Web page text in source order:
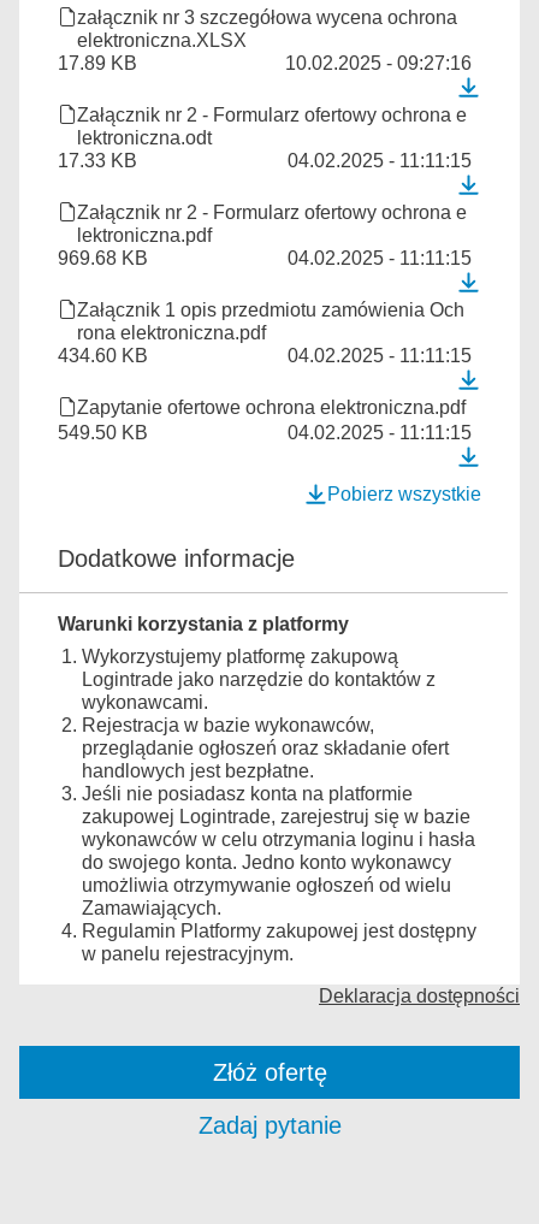
załącznik nr 3 szczegółowa wycena ochrona
elektroniczna.XLSX
17.89 KB
10.02.2025 - 09:27:16
Załącznik nr 2 - Formularz ofertowy ochrona e
lektroniczna.odt
17.33 KB
04.02.2025 - 11:11:15
Załącznik nr 2 - Formularz ofertowy ochrona e
lektroniczna.pdf
969.68 KB
04.02.2025 - 11:11:15
Załącznik 1 opis przedmiotu zamówienia Och
rona elektroniczna.pdf
434.60 KB
04.02.2025 - 11:11:15
Zapytanie ofertowe ochrona elektroniczna.pdf
549.50 KB
04.02.2025 - 11:11:15
Pobierz wszystkie
Dodatkowe informacje
Warunki korzystania z platformy
Wykorzystujemy platformę zakupową
Logintrade jako narzędzie do kontaktów z
wykonawcami.
Rejestracja w bazie wykonawców,
przeglądanie ogłoszeń oraz składanie ofert
handlowych jest bezpłatne.
Jeśli nie posiadasz konta na platformie
zakupowej Logintrade, zarejestruj się w bazie
wykonawców w celu otrzymania loginu i hasła
do swojego konta. Jedno konto wykonawcy
umożliwia otrzymywanie ogłoszeń od wielu
Zamawiających.
Regulamin Platformy zakupowej jest dostępny
w panelu rejestracyjnym.
Deklaracja dostępności
Złóż ofertę
Zadaj pytanie